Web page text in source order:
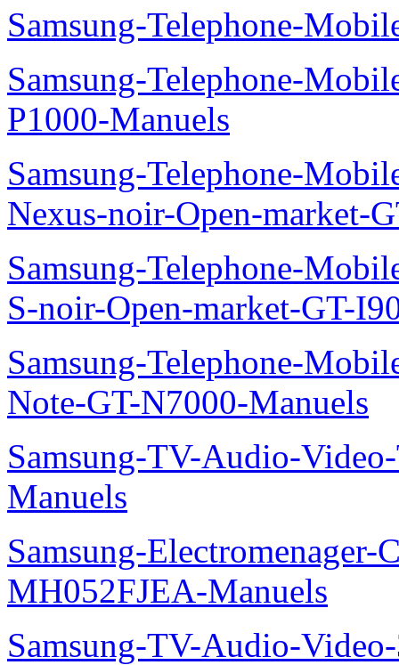
Samsung-Telephone-
Samsung-Telephone-
P1000-Manuels
Samsung-Telephone-
Nexus-noir-Open-market-
Samsung-Telephone-
S-noir-Open-market-GT-
Samsung-Telephone-
Note-GT-N7000-Manuels
Samsung-TV-Audio-
Manuels
Samsung-Electromenager-
MH052FJEA-Manuels
Samsung-TV-Audio-